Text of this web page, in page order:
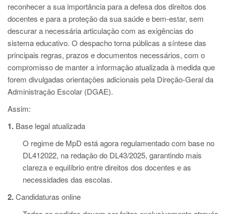
reconhecer a sua importância para a defesa dos direitos dos
docentes e para a proteção da sua saúde e bem-estar, sem
descurar a necessária articulação com as exigências do
sistema educativo. O despacho torna públicas a síntese das
principais regras, prazos e documentos necessários, com o
compromisso de manter a informação atualizada à medida que
forem divulgadas orientações adicionais pela Direção-Geral da
Administração Escolar (DGAE).
Assim:
1. Base legal atualizada
O regime de MpD está agora regulamentado com base no
DL412022, na redação do DL43/2025, garantindo mais
clareza e equilíbrio entre direitos dos docentes e as
necessidades das escolas.
2.Candidaturas online